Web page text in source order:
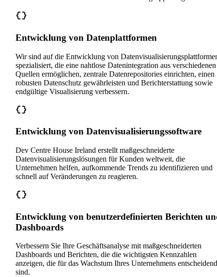
Entwicklung von Datenplattformen
Wir sind auf die Entwicklung von
spezialisiert, die eine nahtlose Datenintegration aus verschiedenen
Quellen ermöglichen, zentrale Datenrepositories einrichten, einen
robusten Datenschutz gewährleisten und Berichterstattung sowie
endgültige Visualisierung verbessern.
Entwicklung von Datenvisualisierungssoftware
Dev Centre House Ireland erstellt maßgeschneiderte
Datenvisualisierungslösungen für Kunden weltweit, die
Unternehmen helfen, aufkommende Trends zu identifizieren und
schnell auf Veränderungen zu reagieren.
Entwicklung von benutzerdefinierten Berichten
Dashboards
Verbessern Sie Ihre Geschäftsanalyse mit maßgeschneiderten
Dashboards und Berichten, die die wichtigsten Kennzahlen
anzeigen, die für das Wachstum Ihres Unternehmens entscheidend
sind.